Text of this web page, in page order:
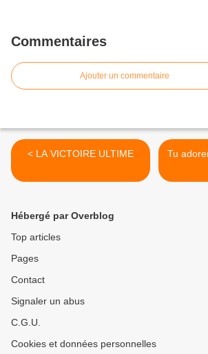
Commentaires
Ajouter un commentaire
< LA VICTOIRE ULTIME
Tu
Hébergé par Overblog
Top articles
Pages
Contact
Signaler un abus
C.G.U.
Cookies et données personnelles